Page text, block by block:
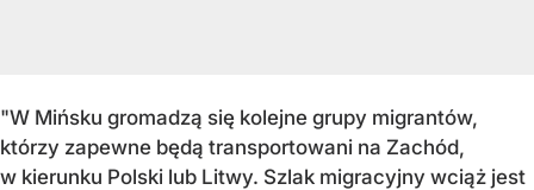
"W Mińsku gromadzą się kolejne grupy migrantów,
którzy zapewne będą transportowani na Zachód,
w kierunku Polski lub Litwy. Szlak migracyjny wciąż jest